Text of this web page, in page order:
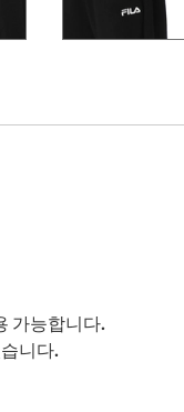
가능합니다.
니다.